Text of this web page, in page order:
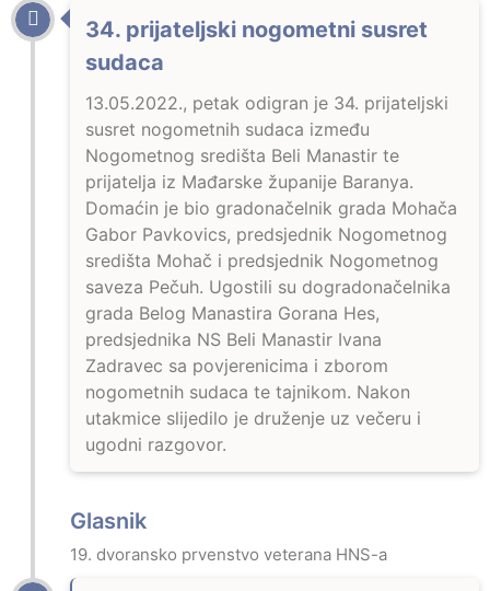
34. prijateljski nogometni susret
sudaca
13.05.2022., petak odigran je 34. prijateljski
susret nogometnih sudaca između
Nogometnog središta Beli Manastir te
prijatelja iz Mađarske županije Baranya.
Domaćin je bio gradonačelnik grada Mohača
Gabor Pavkovics, predsjednik Nogometnog
središta Mohač i predsjednik Nogometnog
saveza Pečuh. Ugostili su dogradonačelnika
grada Belog Manastira Gorana Hes,
predsjednika NS Beli Manastir Ivana
Zadravec sa povjerenicima i zborom
nogometnih sudaca te tajnikom. Nakon
utakmice slijedilo je druženje uz večeru i
ugodni razgovor.
Glasnik
19. dvoransko prvenstvo veterana HNS-a